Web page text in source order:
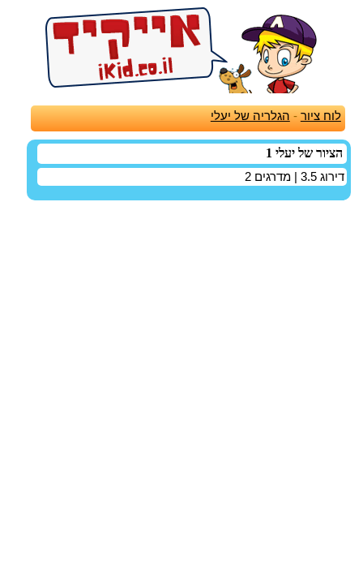
לוח ציור - הגלריה של יעלי
הציור של יעלי 1
דירוג 3.5 | מדרגים 2